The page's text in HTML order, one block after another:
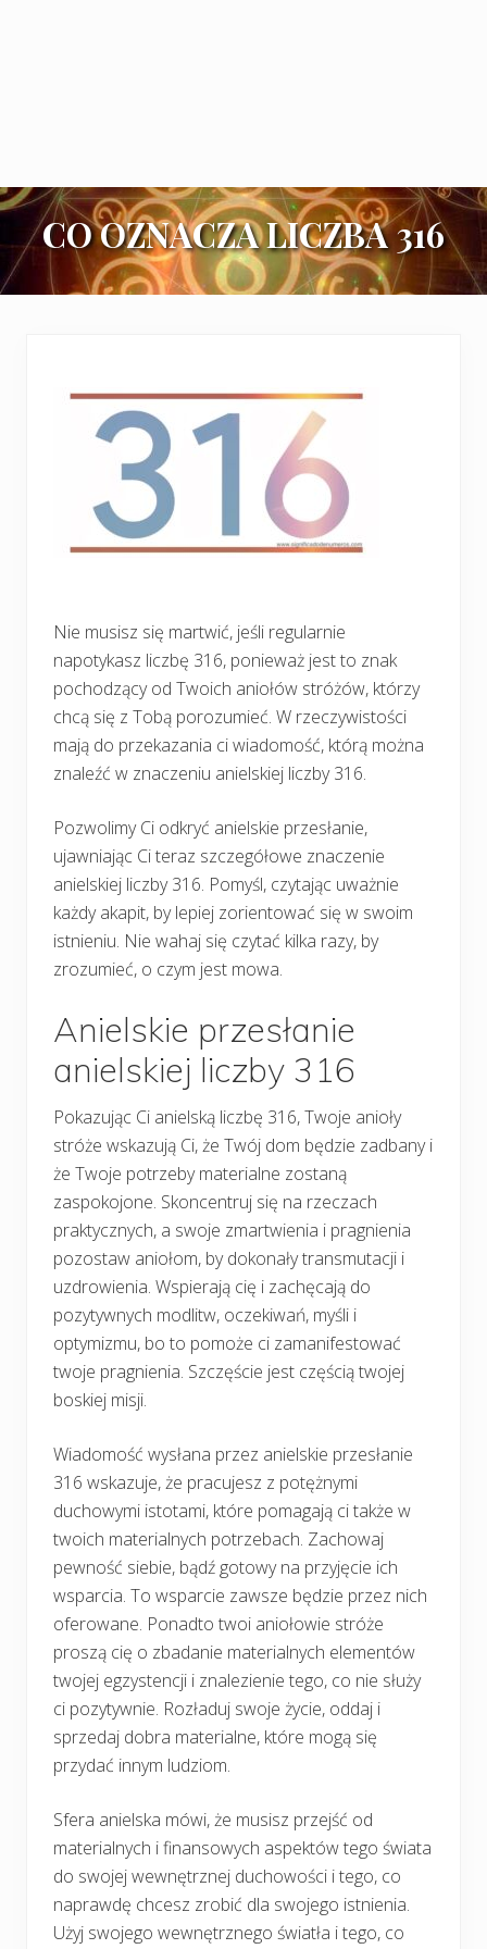
CO OZNACZA LICZBA 316
Nie musisz się martwić, jeśli regularnie
napotykasz liczbę 316, ponieważ jest to znak
pochodzący od Twoich aniołów stróżów, którzy
chcą się z Tobą porozumieć. W rzeczywistości
mają do przekazania ci wiadomość, którą można
znaleźć w znaczeniu anielskiej liczby 316.
Pozwolimy Ci odkryć anielskie przesłanie,
ujawniając Ci teraz szczegółowe znaczenie
anielskiej liczby 316. Pomyśl, czytając uważnie
każdy akapit, by lepiej zorientować się w swoim
istnieniu. Nie wahaj się czytać kilka razy, by
zrozumieć, o czym jest mowa.
Anielskie przesłanie
anielskiej liczby 316
Pokazując Ci anielską liczbę 316, Twoje anioły
stróże wskazują Ci, że Twój dom będzie zadbany i
że Twoje potrzeby materialne zostaną
zaspokojone. Skoncentruj się na rzeczach
praktycznych, a swoje zmartwienia i pragnienia
pozostaw aniołom, by dokonały transmutacji i
uzdrowienia. Wspierają cię i zachęcają do
pozytywnych modlitw, oczekiwań, myśli i
optymizmu, bo to pomoże ci zamanifestować
twoje pragnienia. Szczęście jest częścią twojej
boskiej misji.
Wiadomość wysłana przez anielskie przesłanie
316 wskazuje, że pracujesz z potężnymi
duchowymi istotami, które pomagają ci także w
twoich materialnych potrzebach. Zachowaj
pewność siebie, bądź gotowy na przyjęcie ich
wsparcia. To wsparcie zawsze będzie przez nich
oferowane. Ponadto twoi aniołowie stróże
proszą cię o zbadanie materialnych elementów
twojej egzystencji i znalezienie tego, co nie służy
ci pozytywnie. Rozładuj swoje życie, oddaj i
sprzedaj dobra materialne, które mogą się
przydać innym ludziom.
Sfera anielska mówi, że musisz przejść od
materialnych i finansowych aspektów tego świata
do swojej wewnętrznej duchowości i tego, co
naprawdę chcesz zrobić dla swojego istnienia.
Użyj swojego wewnętrznego światła i tego, co